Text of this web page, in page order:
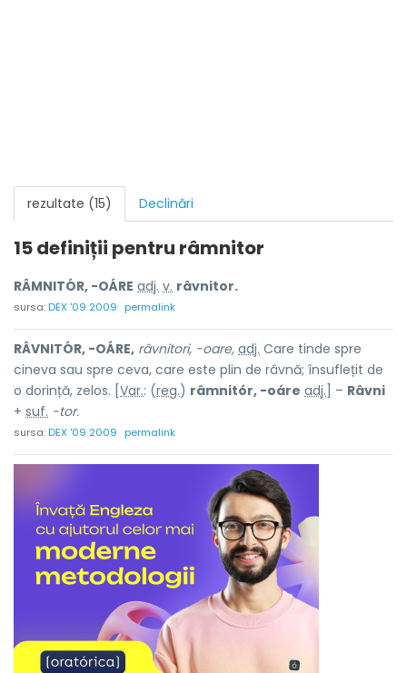
rezultate (15) Declinări
15 definiții pentru râmnitor
RÂMNITÓR, -OÁRE adj. v. râvnitor.
sursa:DEX '09 2009 permalink
RÂVNITÓR, -OÁRE, râvnitori, -oare, adj. Care tinde spre
cineva sau spre ceva, care este plin de râvnă; însuflețit de
o dorință, zelos. [ Var.: (reg.) râmnitór, -oáre adj. ] – Râvni
+ suf. -tor.
sursa:DEX '09 2009 permalink